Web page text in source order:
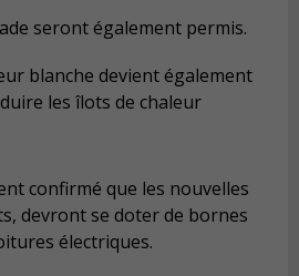
seront également permis.
blanche devient également
les îlots de chaleur
confirmé que les nouvelles
devront se doter de bornes
électriques.